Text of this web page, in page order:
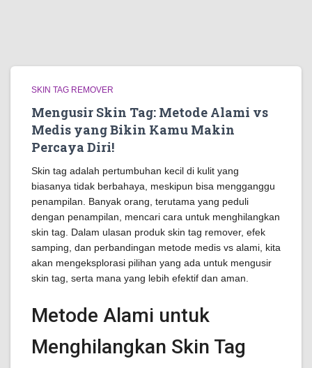
SKIN TAG REMOVER
Mengusir Skin Tag: Metode Alami vs
Medis yang Bikin Kamu Makin
Percaya Diri!
Skin tag adalah pertumbuhan kecil di kulit yang
biasanya tidak berbahaya, meskipun bisa mengganggu
penampilan. Banyak orang, terutama yang peduli
dengan penampilan, mencari cara untuk menghilangkan
skin tag. Dalam ulasan produk skin tag remover, efek
samping, dan perbandingan metode medis vs alami, kita
akan mengeksplorasi pilihan yang ada untuk mengusir
skin tag, serta mana yang lebih efektif dan aman.
Metode Alami untuk
Menghilangkan Skin Tag